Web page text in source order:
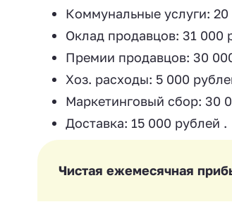
Коммунальные услуги:
Оклад продавцов: 31 000
Премии продавцов: 30
Хоз. расходы: 5 000
Маркетинговый сбор: 30
Доставка: 15 000 рублей .
Чистая ежемесячная